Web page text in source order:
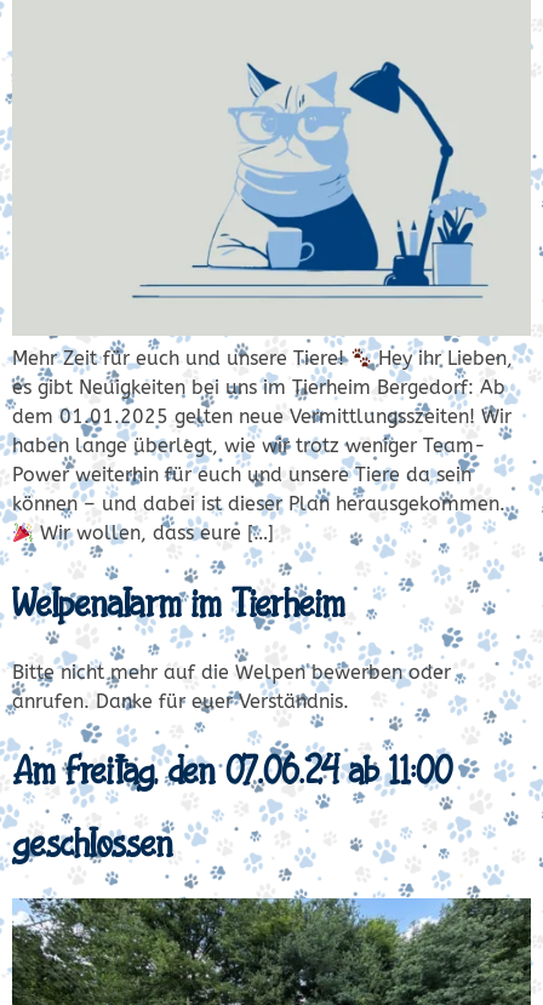
Mehr Zeit für euch und unsere Tiere!
Hey ihr Lieben,
es gibt Neuigkeiten bei uns im Tierheim Bergedorf: Ab
dem 01.01.2025 gelten neue Vermittlungsszeiten! Wir
haben lange überlegt, wie wir trotz weniger Team-
Power weiterhin für euch und unsere Tiere da sein
können – und dabei ist dieser Plan herausgekommen.
Wir wollen, dass eure […]
Welpenalarm im Tierheim
Bitte nicht mehr auf die Welpen bewerben oder
anrufen. Danke für euer Verständnis.
Am Freitag, den 07.06.24 ab 11:00
geschlossen